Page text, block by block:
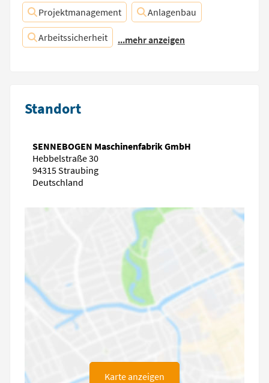
Projektmanagement Anlagenbau
Arbeitssicherheit ...mehr anzeigen
Standort
SENNEBOGEN Maschinenfabrik GmbH
Hebbelstraße 30
94315 Straubing
Deutschland
Karte anzeigen